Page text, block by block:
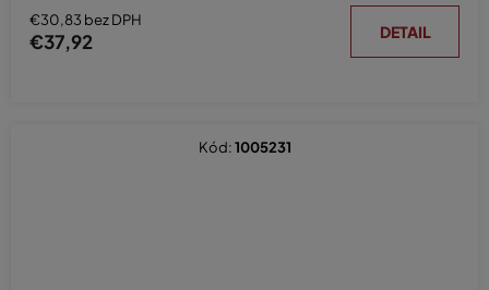
€30,83 bez DPH
€37,92 DETAIL
Kód:1005231